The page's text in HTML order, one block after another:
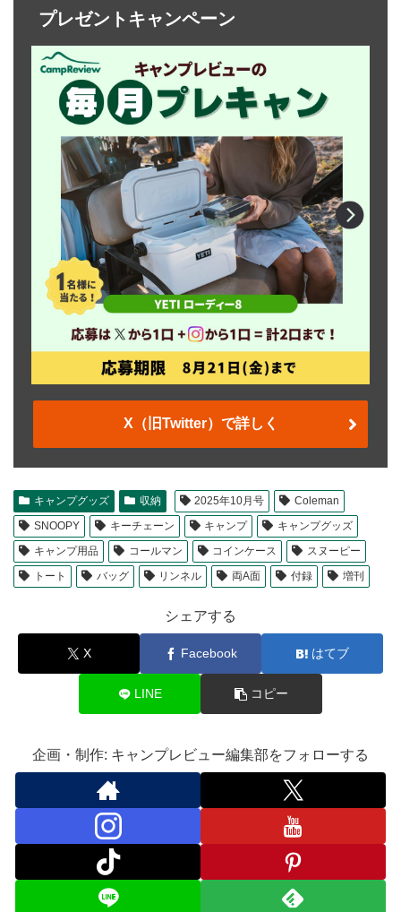
プレゼントキャンペーン
X（旧Twitter）で詳しく
キャンプグッズ 収納 2025年10月号
Coleman
SNOOPY
キーチェーン キャンプ
キャンプグッズ
キャンプ用品
コールマン コインケース
スヌーピー
トート
バッグ リンネル 両A面 付録 増刊
シェアする
X Facebook はてブ
LINE コピー
企画・制作: キャンプレビュー編集部をフォローする